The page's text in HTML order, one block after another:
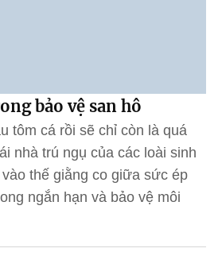
bảo vệ san hô
tôm cá rồi sẽ chỉ còn là quá
nhà trú ngụ của các loài sinh
thế giằng co giữa sức ép
ngắn hạn và bảo vệ môi